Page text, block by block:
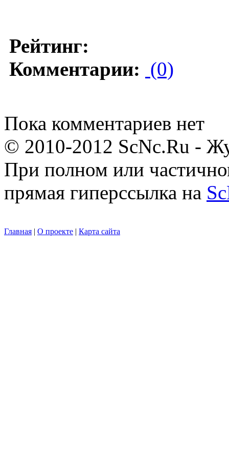
Рейтинг:
Комментарии: (0)
Пока комментариев нет
© 2010-2012 ScNc.Ru -
При полном или
прямая гиперссылка на
Главная | О проекте | Карта сайта